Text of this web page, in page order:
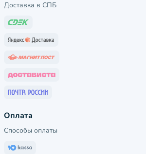
Доставка в СПБ
Оплата
Способы оплаты